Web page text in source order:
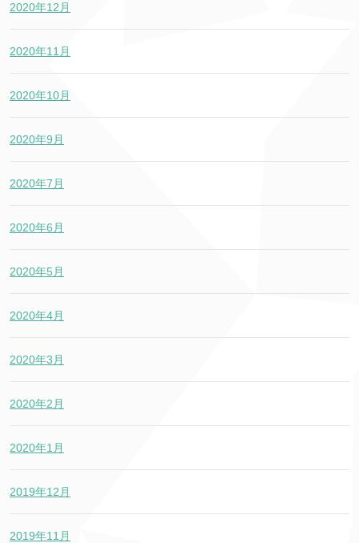
2020年12月
2020年11月
2020年10月
2020年9月
2020年7月
2020年6月
2020年5月
2020年4月
2020年3月
2020年2月
2020年1月
2019年12月
2019年11月